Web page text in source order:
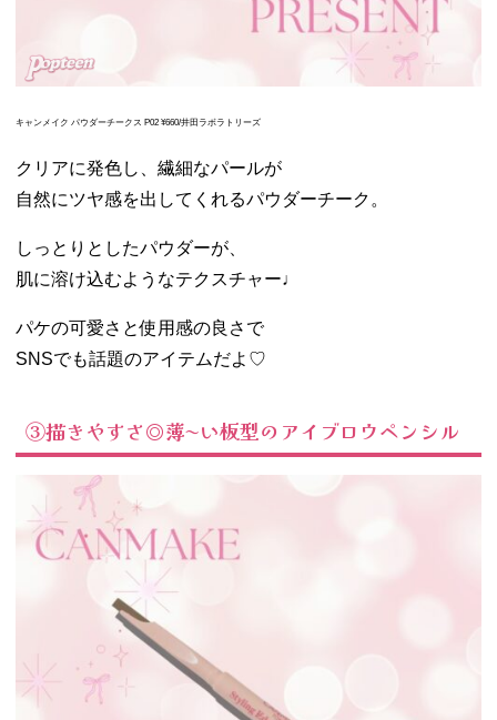
キャンメイク パウダーチークス P02 ¥660/井田ラボラトリーズ
クリアに発色し、繊細なパールが
自然にツヤ感を出してくれるパウダーチーク。
しっとりとしたパウダーが、
肌に溶け込むようなテクスチャー♩
パケの可愛さと使用感の良さで
SNSでも話題のアイテムだよ♡
③描きやすさ◎薄〜い板型のアイブロウペンシル